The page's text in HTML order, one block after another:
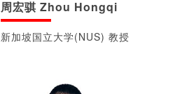
周宏骐 Zhou Hongqi
新加坡国立大学(NUS) 教授